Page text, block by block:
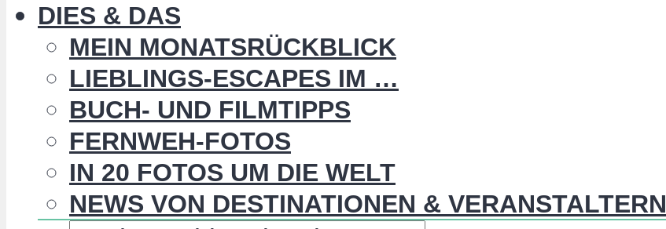
DIES & DAS
MEIN MONATSRÜCKBLICK
LIEBLINGS-ESCAPES IM …
BUCH- UND FILMTIPPS
FERNWEH-FOTOS
IN 20 FOTOS UM DIE WELT
NEWS VON DESTINATIONEN & VERANSTALTERN